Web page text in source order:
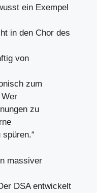
ein Exempel
in den Chor des
von
zum
zu
massiver
DSA entwickelt